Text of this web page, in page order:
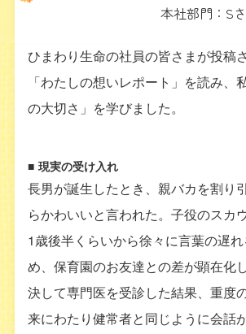
本社部門：S
ひまわり生命の社員の皆さまが投稿
「わたしの想いレポート」を読み、
の大切さ」を学びました。
■ 現実の受け入れ
長男が誕生したとき、親バカを割り
らかわいいと言われた。子役のスカ
1歳後半くらいから徐々に言葉の遅
め、保育園のお友達との差が顕在化
決して専門医を受診した結果、重度
来にわたり健常者と同じように会話